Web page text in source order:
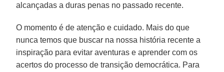
alcançadas a duras penas no passado recente.
O momento é de atenção e cuidado. Mais do que
nunca temos que buscar na nossa história recente a
inspiração para evitar aventuras e aprender com os
acertos do processo de transição democrática. Para